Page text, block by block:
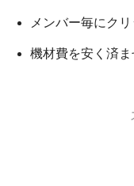
メンバー毎にク
機材費を安く済ま